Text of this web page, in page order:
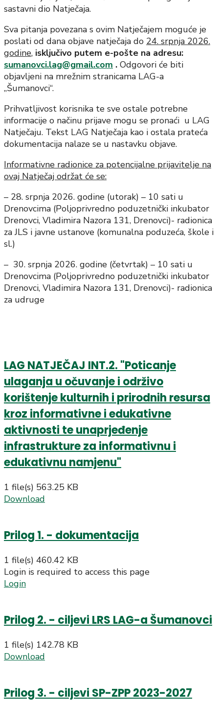
sastavni dio Natječaja.
Sva pitanja povezana s ovim Natječajem moguće je
poslati od dana objave natječaja do 24. srpnja 2026.
godine, isključivo putem e-pošte na adresu:
sumanovci.lag@gmail.com . Odgovori će biti
objavljeni na mrežnim stranicama LAG-a
„Šumanovci“.
Prihvatljivost korisnika te sve ostale potrebne
informacije o načinu prijave mogu se pronaći u LAG
Natječaju. Tekst LAG Natječaja kao i ostala prateća
dokumentacija nalaze se u nastavku objave.
Informativne radionice za potencijalne prijavitelje na
ovaj Natječaj održat će se:
– 28. srpnja 2026. godine (utorak) – 10 sati u
Drenovcima (Poljoprivredno poduzetnički inkubator
Drenovci, Vladimira Nazora 131, Drenovci)- radionica
za JLS i javne ustanove (komunalna poduzeća, škole i
sl.)
– 30. srpnja 2026. godine (četvrtak) – 10 sati u
Drenovcima (Poljoprivredno poduzetnički inkubator
Drenovci, Vladimira Nazora 131, Drenovci)- radionica
za udruge
LAG NATJEČAJ INT.2. "Poticanje
ulaganja u očuvanje i održivo
korištenje kulturnih i prirodnih resursa
kroz informativne i edukativne
aktivnosti te unaprjeđenje
infrastrukture za informativnu i
edukativnu namjenu"
1 file(s) 563.25 KB
Download
Prilog 1. - dokumentacija
1 file(s) 460.42 KB
Login is required to access this page
Login
Prilog 2. - ciljevi LRS LAG-a Šumanovci
1 file(s) 142.78 KB
Download
Prilog 3. - ciljevi SP-ZPP 2023-2027